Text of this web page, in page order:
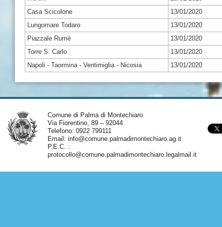
Casa Scicolone
13/01/2020
Lungomare Todaro
13/01/2020
Piazzale Rumè
13/01/2020
Torre S. Carlo
13/01/2020
Napoli - Taormina - Ventimiglia - Nicosia
13/01/2020
Comune di Palma di Montechiaro
Via Fiorentino, 89 – 92044
Telefono: 0922 799111
Email: info@comune.palmadimontechiaro.ag.it
P.E.C. :
protocollo@comune.palmadimontechiaro.legalmail.it